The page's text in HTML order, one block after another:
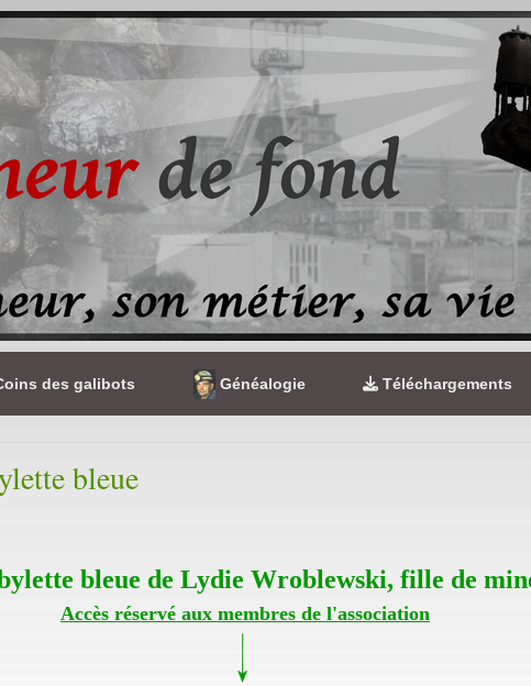
des galibots Généalogie Téléchargements
bleue
bleue de Lydie Wroblewski, fille de
Accès réservé aux membres de l'association